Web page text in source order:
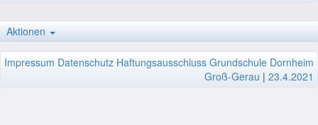
Aktionen
Impressum Datenschutz Haftungsausschluss Grundschule Dornheim
Groß-Gerau | 23.4.2021